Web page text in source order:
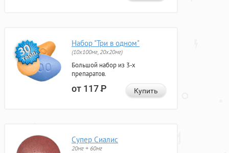
Набор "Три в одном"
(10x100мг, 20x20мг)
Большой набор из 3-х
препаратов.
от 117Р Купить
Супер Сиалис
20мг + 60мг